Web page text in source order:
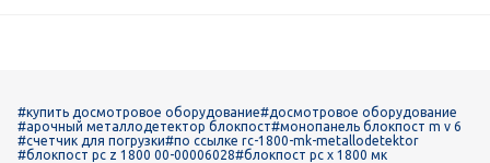
#купить досмотровое оборудование#досмотровое оборудование
#арочный металлодетектор блокпост#монопанель блокпост m v 6
#счетчик для погрузки#по ссылке rc-1800-mk-metallodetektor
#блокпост pc z 1800 00-00006028#блокпост рс х 1800 мк